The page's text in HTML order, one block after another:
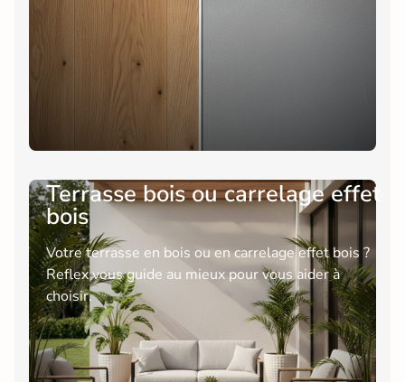
Terrasse bois ou carrelage effet
bois
Votre terrasse en bois ou en carrelage effet bois ?
Reflex vous guide au mieux pour vous aider à
choisir.